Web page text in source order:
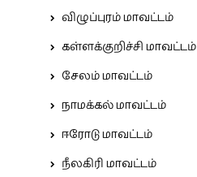
விழுப்புரம் மாவட்டம்
கள்ளக்குறிச்சி மாவட்டம்
சேலம் மாவட்டம்
நாமக்கல் மாவட்டம்
ஈரோடு மாவட்டம்
நீலகிரி மாவட்டம்